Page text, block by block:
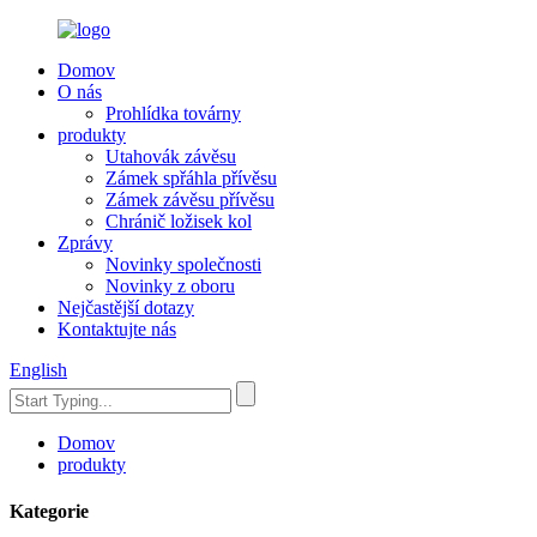
Domov
O nás
Prohlídka továrny
produkty
Utahovák závěsu
Zámek spřáhla přívěsu
Zámek závěsu přívěsu
Chránič ložisek kol
Zprávy
Novinky společnosti
Novinky z oboru
Nejčastější dotazy
Kontaktujte nás
English
Domov
produkty
Kategorie